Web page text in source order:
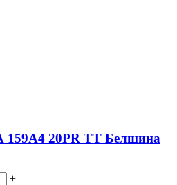
20PR TT Белшина
+